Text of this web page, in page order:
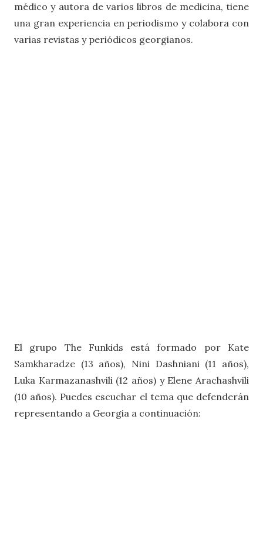
médico y autora de varios libros de medicina, tiene
una gran experiencia en periodismo y colabora con
varias revistas y periódicos georgianos.
El grupo The Funkids está formado por Kate
Samkharadze (13 años), Nini Dashniani (11 años),
Luka Karmazanashvili (12 años) y Elene Arachashvili
(10 años). Puedes escuchar el tema que defenderán
representando a Georgia a continuación: